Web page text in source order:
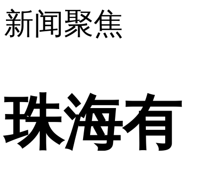
新闻聚焦
珠海有